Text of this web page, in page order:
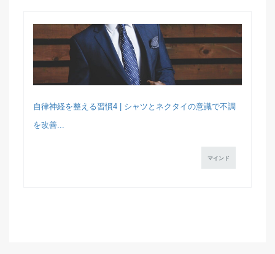
自律神経を整える習慣4 | シャツとネクタイの意識で不調
を改善...
マインド